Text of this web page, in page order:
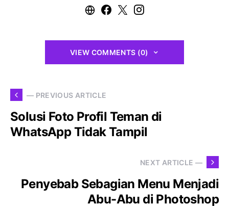
VIEW COMMENTS (0)
— PREVIOUS ARTICLE
Solusi Foto Profil Teman di
WhatsApp Tidak Tampil
NEXT ARTICLE —
Penyebab Sebagian Menu Menjadi
Abu-Abu di Photoshop